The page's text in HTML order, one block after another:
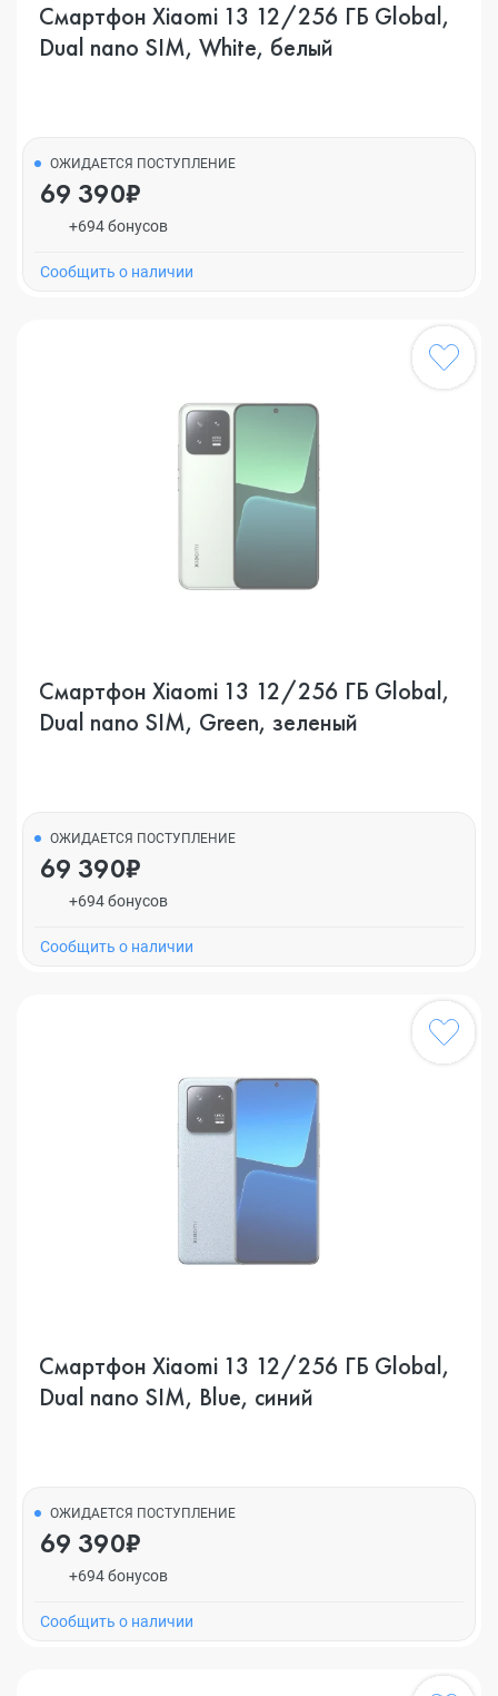
Смартфон Xiaomi 13 12/256 ГБ Global,
Dual nano SIM, White, белый
ОЖИДАЕТСЯ ПОСТУПЛЕНИЕ
69 390₽
+694 бонусов
Cообщить о наличии
Смартфон Xiaomi 13 12/256 ГБ Global,
Dual nano SIM, Green, зеленый
ОЖИДАЕТСЯ ПОСТУПЛЕНИЕ
69 390₽
+694 бонусов
Cообщить о наличии
Смартфон Xiaomi 13 12/256 ГБ Global,
Dual nano SIM, Blue, синий
ОЖИДАЕТСЯ ПОСТУПЛЕНИЕ
69 390₽
+694 бонусов
Cообщить о наличии